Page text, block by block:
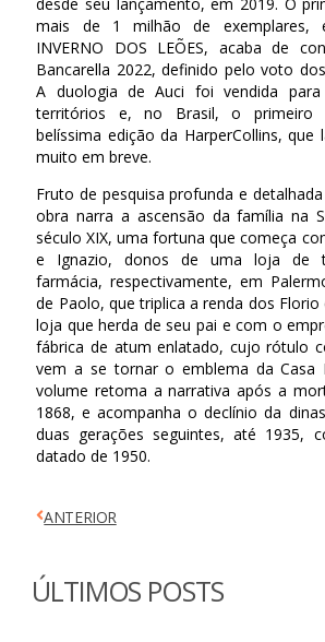
mais de 1 milhão de exemplares,
INVERNO DOS LEÕES, acaba de
Bancarella 2022, definido pelo voto
A duologia de Auci foi vendida
territórios e, no Brasil, o primeiro
belíssima edição da HarperCollins, que
muito em breve.
Fruto de pesquisa profunda e
obra narra a ascensão da família na
século XIX, uma fortuna que começa
e Ignazio, donos de uma loja de
farmácia, respectivamente, em
de Paolo, que triplica a renda dos
loja que herda de seu pai e com o
fábrica de atum enlatado, cujo rótulo
vem a se tornar o emblema da Casa
volume retoma a narrativa após a
1868, e acompanha o declínio da
duas gerações seguintes, até 1935,
datado de 1950.
ANTERIOR
ÚLTIMOS POSTS